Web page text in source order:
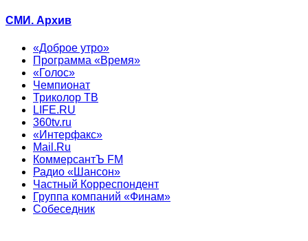
СМИ. Архив
«Доброе утро»
Программа «Время»
«Голос»
Чемпионат
Триколор ТВ
LIFE.RU
360tv.ru
«Интерфакс»
Mail.Ru
КоммерсантЪ FM
Радио «Шансон»
Частный Корреспондент
Группа компаний «Финам»
Собеседник